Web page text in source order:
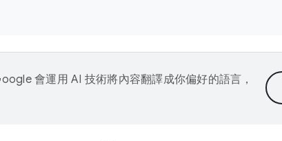
會運用 AI 技術將內容翻譯成你偏好的語言，